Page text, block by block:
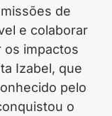
de
e colaborar
os impactos
Izabel, que
pelo
o